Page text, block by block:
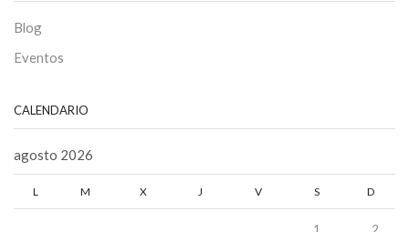
Blog
Eventos
CALENDARIO
agosto 2026
L M X J V S D